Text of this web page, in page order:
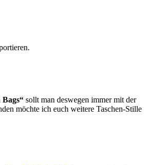
sollt man deswegen immer mit der
möchte ich euch weitere Taschen-Stille